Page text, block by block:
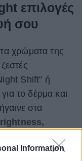
Information
επιλογές
σου
χρώματα της
Shift" ή
το δέρμα και
στα
Αν